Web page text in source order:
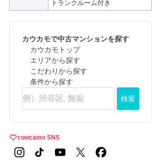
トランクルーム付き
カウカモで中古マンションを探す
カウカモトップ
エリアから探す
こだわりから探す
条件から探す
検索
cowcamo SNS